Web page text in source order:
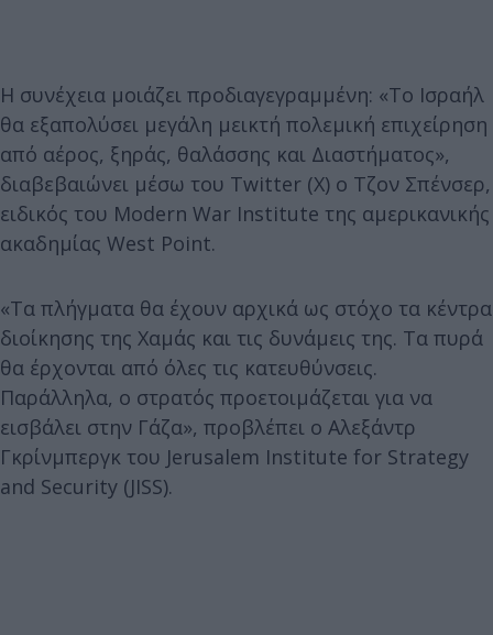
Η συνέχεια μοιάζει προδιαγεγραμμένη: «Το Ισραήλ
θα εξαπολύσει μεγάλη μεικτή πολεμική επιχείρηση
από αέρος, ξηράς, θαλάσσης και Διαστήματος»,
διαβεβαιώνει μέσω του Twitter (Χ) ο Τζον Σπένσερ,
ειδικός του Modern War Institute της αμερικανικής
ακαδημίας West Point.
«Τα πλήγματα θα έχουν αρχικά ως στόχο τα κέντρα
διοίκησης της Χαμάς και τις δυνάμεις της. Τα πυρά
θα έρχονται από όλες τις κατευθύνσεις.
Παράλληλα, ο στρατός προετοιμάζεται για να
εισβάλει στην Γάζα», προβλέπει ο Αλεξάντρ
Γκρίνμπεργκ του Jerusalem Institute for Strategy
and Security (JISS).